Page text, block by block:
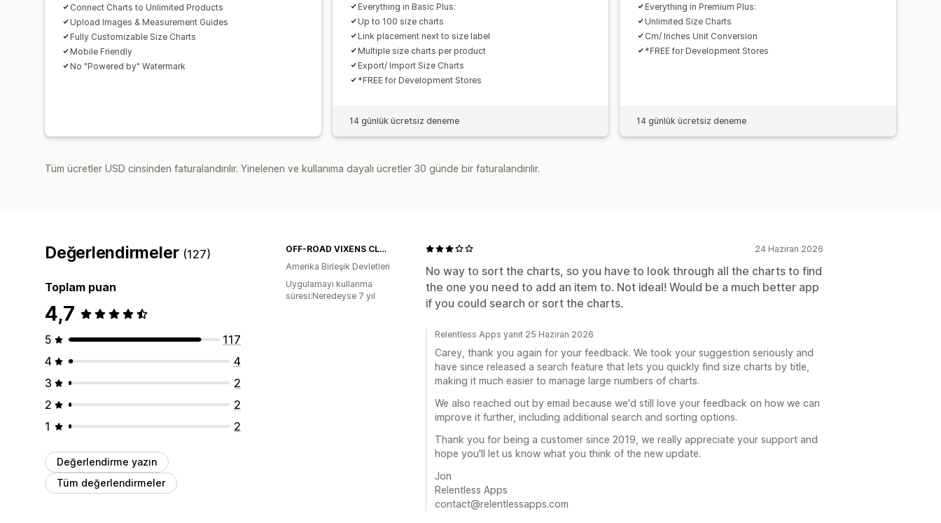
Connect Charts to Unlimited Products
Upload Images & Measurement Guides
Fully Customizable Size Charts
Mobile Friendly
No "Powered by" Watermark
Everything in Basic Plus:
Up to 100 size charts
Link placement next to size label
Multiple size charts per product
Export/ Import Size Charts
*FREE for Development Stores
14 günlük ücretsiz deneme
Everything in Premium Plus:
Unlimited Size Charts
Cm/ Inches Unit Conversion
*FREE for Development Stores
14 günlük ücretsiz deneme
Tüm ücretler USD cinsinden faturalandırılır. Yinelenen ve kullanıma dayalı ücretler 30 günde bir faturalandırılır.
Değerlendirmeler (127)
Toplam puan
4,7
5
117
4
4
3
2
2
2
1
2
Değerlendirme yazın
Tüm değerlendirmeler
24 Haziran 2026
No way to sort the charts, so you have to look through all the charts to find
the one you need to add an item to. Not ideal! Would be a much better app
if you could search or sort the charts.
OFF-ROAD VIXENS CLOTHING CO.
Amerika Birleşik Devletleri
Uygulamayı kullanma
süresi:Neredeyse 7 yıl
Relentless Apps yanıt 25 Haziran 2026
Carey, thank you again for your feedback. We took your suggestion seriously and
have since released a search feature that lets you quickly find size charts by title,
making it much easier to manage large numbers of charts.
We also reached out by email because we'd still love your feedback on how we can
improve it further, including additional search and sorting options.
Thank you for being a customer since 2019, we really appreciate your support and
hope you'll let us know what you think of the new update.
Jon
Relentless Apps
contact@relentlessapps.com